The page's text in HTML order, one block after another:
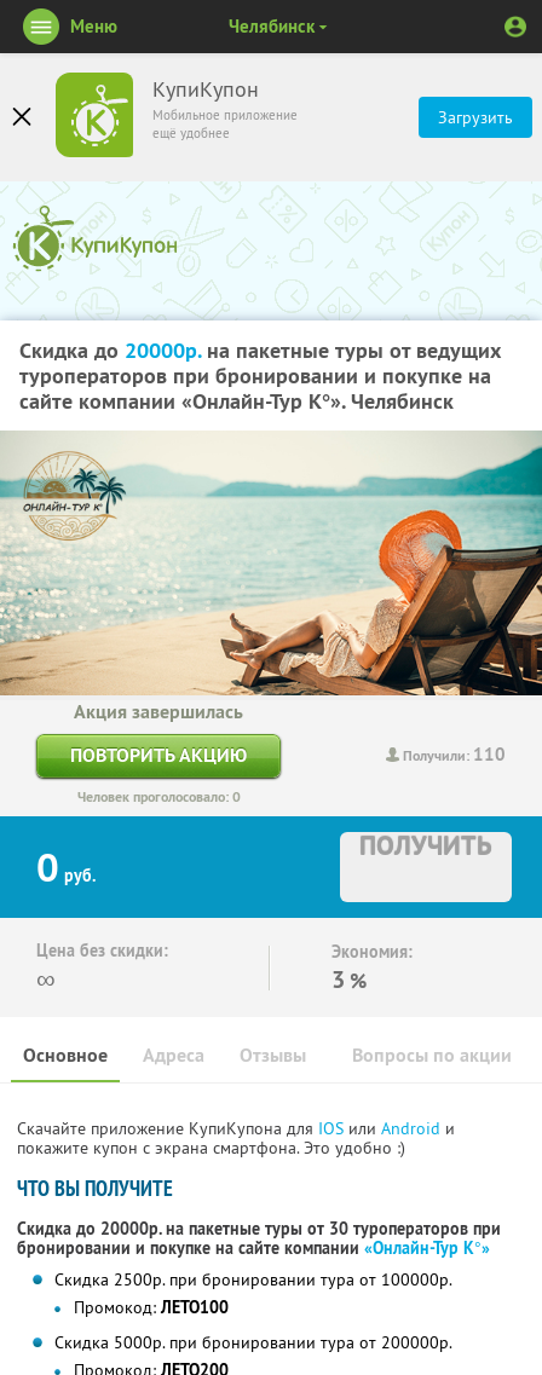
КупиКупон
Мобильное приложение
ещё удобнее
Загрузить
Меню Челябинск
Скидка до 20000р.на пакетные туры от ведущих
туроператоров при бронировании и покупке на
сайте компании «Онлайн-Тур К°». Челябинск
Получили: 110
Акция завершилась
ПОВТОРИТЬ АКЦИЮ
Человек проголосовало: 0
0 руб.
ПОЛУЧИТЬ
Цена без скидки:
∞
Экономия:
3 %
Основное Отзывы Вопросы по акции
Адреса
Скачайте приложение КупиКупона для IOS или Android и
покажите купон с экрана смартфона. Это удобно :)
ЧТО ВЫ ПОЛУЧИТЕ
Скидка до 20000р. на пакетные туры от 30 туроператоров при
бронировании и покупке на сайте компании «Онлайн-Тур К°»
Скидка 2500р. при бронировании тура от 100000р.
Промокод:ЛЕТО100
Скидка 5000р. при бронировании тура от 200000р.
Промокод:ЛЕТО200